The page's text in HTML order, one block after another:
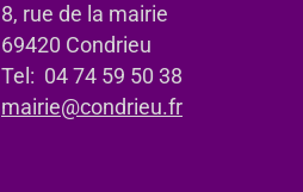
8, rue de la mairie
69420 Condrieu
Tel: 04 74 59 50 38
mairie@condrieu.fr